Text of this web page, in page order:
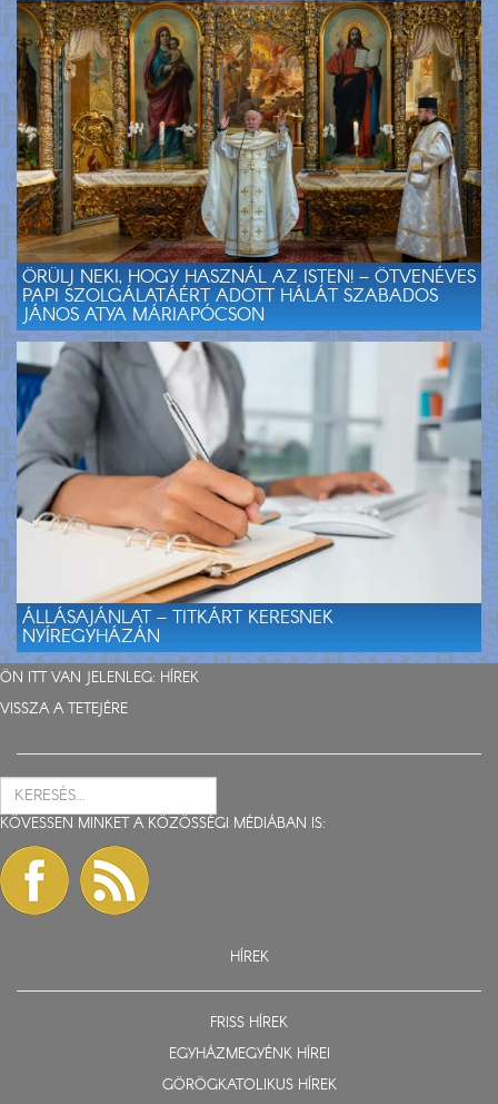
ÖRÜLJ NEKI, HOGY HASZNÁL AZ ISTEN! – ÖTVENÉVES
PAPI SZOLGÁLATÁÉRT ADOTT HÁLÁT SZABADOS
JÁNOS ATYA MÁRIAPÓCSON
ÁLLÁSAJÁNLAT – TITKÁRT KERESNEK
NYÍREGYHÁZÁN
ÖN ITT VAN JELENLEG: HÍREK
VISSZA A TETEJÉRE
KÖVESSEN MINKET A KÖZÖSSÉGI MÉDIÁBAN IS:
HÍREK
FRISS HÍREK
EGYHÁZMEGYÉNK HÍREI
GÖRÖGKATOLIKUS HÍREK